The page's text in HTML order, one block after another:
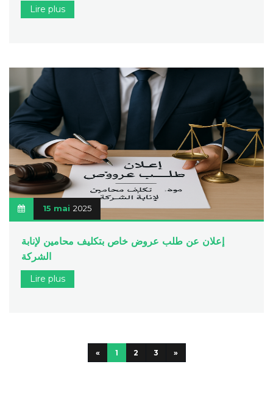
Lire plus
إعلان عن طلب عروض خاص بتكليف محامين لإنابة
الشركة
15 mai 2025
Lire plus
« 1 2 3 »